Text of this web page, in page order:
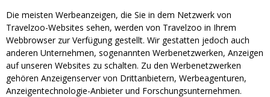
Die meisten Werbeanzeigen, die Sie in dem Netzwerk von
Travelzoo-Websites sehen, werden von Travelzoo in Ihrem
Webbrowser zur Verfügung gestellt. Wir gestatten jedoch auch
anderen Unternehmen, sogenannten Werbenetzwerken, Anzeigen
auf unseren Websites zu schalten. Zu den Werbenetzwerken
gehören Anzeigenserver von Drittanbietern, Werbeagenturen,
Anzeigentechnologie-Anbieter und Forschungsunternehmen.